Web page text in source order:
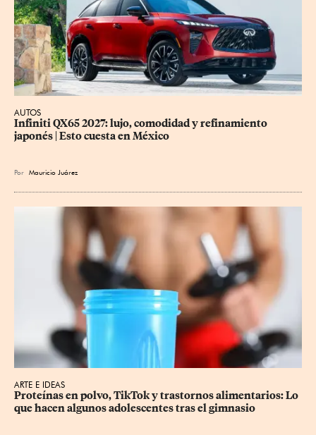
AUTOS
Infiniti QX65 2027: lujo, comodidad y refinamiento
japonés | Esto cuesta en México
Por Mauricio Juárez
ARTE E IDEAS
Proteínas en polvo, TikTok y trastornos alimentarios: Lo
que hacen algunos adolescentes tras el gimnasio